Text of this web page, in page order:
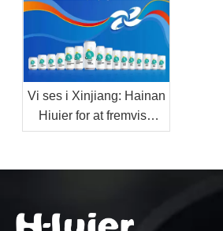
Vi ses i Xinjiang: Hainan
Hiuier for at fremvise
aluminiumsemballage-